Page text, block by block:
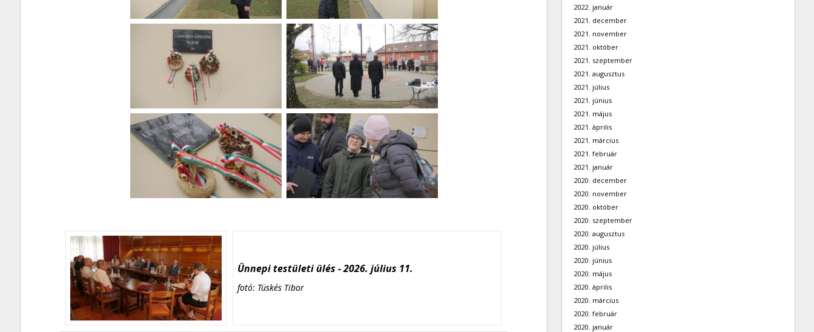
Ünnepi testületi ülés - 2026. július 11.
fotó: Tüskés Tibor
2022. január
2021. december
2021. november
2021. október
2021. szeptember
2021. augusztus
2021. július
2021. június
2021. május
2021. április
2021. március
2021. február
2021. január
2020. december
2020. november
2020. október
2020. szeptember
2020. augusztus
2020. július
2020. június
2020. május
2020. április
2020. március
2020. február
2020. január